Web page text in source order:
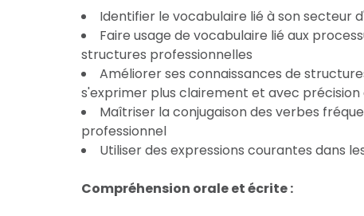
Identifier le vocabulaire lié à son secteur
Faire usage de vocabulaire lié aux
structures professionnelles
Améliorer ses connaissances de
s'exprimer plus clairement et avec
Maîtriser la conjugaison des verbes
professionnel
Utiliser des expressions courantes dans
Compréhension orale et écrite :